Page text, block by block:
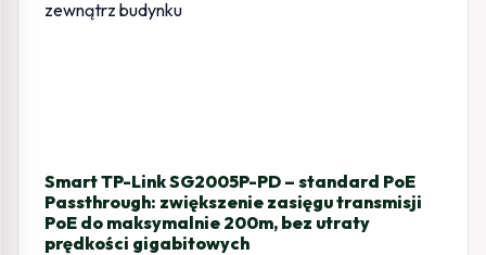
Smart TP-Link SG2005P-PD – standard PoE
Passthrough: zwiększenie zasięgu transmisji
PoE do maksymalnie 200m, bez utraty
prędkości gigabitowych